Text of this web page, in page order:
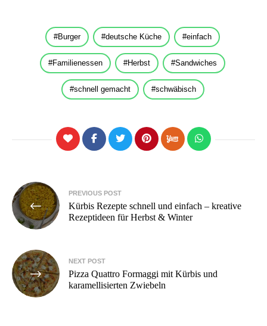
Burger deutsche Küche einfach
Familienessen Herbst Sandwiches
schnell gemacht schwäbisch
Beitragsnavigation
PREVIOUS POST
Kürbis Rezepte schnell und einfach – kreative
Rezeptideen für Herbst & Winter
NEXT POST
Pizza Quattro Formaggi mit Kürbis und
karamellisierten Zwiebeln